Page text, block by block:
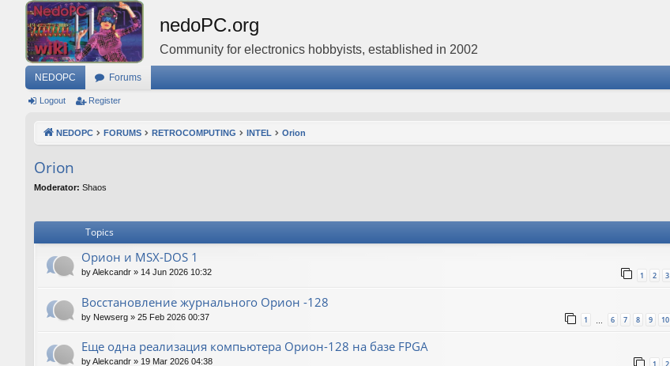
nedoPC.org
Community for electronics hobbyists, established in 2002
NEDOPC Forums
Logout Register
NEDOPC FORUMS RETROCOMPUTING INTEL Orion
Orion
Moderator: Shaos
Topics
Орион и MSX-DOS 1
byAlekcandr » 14 Jun 2026 10:32 1 2 3
Восстановление журнального Орион -128
by Newserg » 25 Feb 2026 00:37 1 6 7 8 9 10
Еще одна реализация компьютера Орион-128 на базе FPGA
byAlekcandr » 19 Mar 2026 04:38 1 2